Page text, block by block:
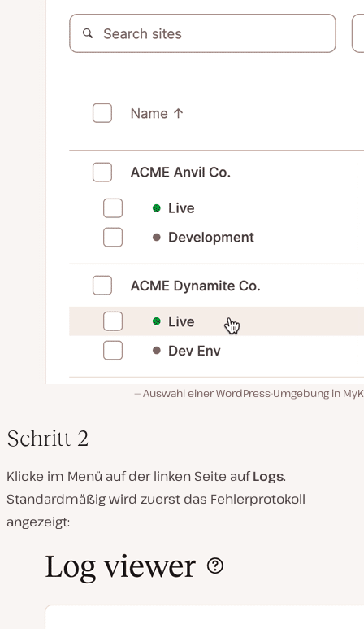
Auswahl einer WordPress-Umgebung in
Schritt 2
Klicke im Menü auf der linken Seite aufLogs.
Standardmäßig wird zuerst das Fehlerprotokoll
angezeigt: